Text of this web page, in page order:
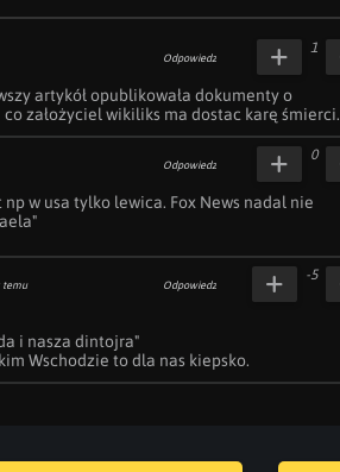
Odpowiedz
artykół opublikowała dokumenty o
założyciel wikiliks ma dostac karę śmierci.
1
Odpowiedz
w usa tylko lewica. Fox News nadal nie
0
temu Odpowiedz
i nasza dintojra"
Wschodzie to dla nas kiepsko.
-5